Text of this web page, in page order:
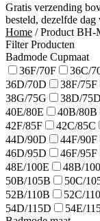
Gratis verzending
besteld, dezelfde
Home /Product BH-
Filter Producten
Badmode Cupmaat
36F/70F
36C/
36D/70D
38F/75F
38G/75G
38D/75D
40E/80E
40B/80B
42F/85F
42C/85C
44D/90D
44F/90F
46D/95D
46F/95F
48E/100E
48B/
50B/105B
50C/
52B/110B
52C/
54D/115D
54E/